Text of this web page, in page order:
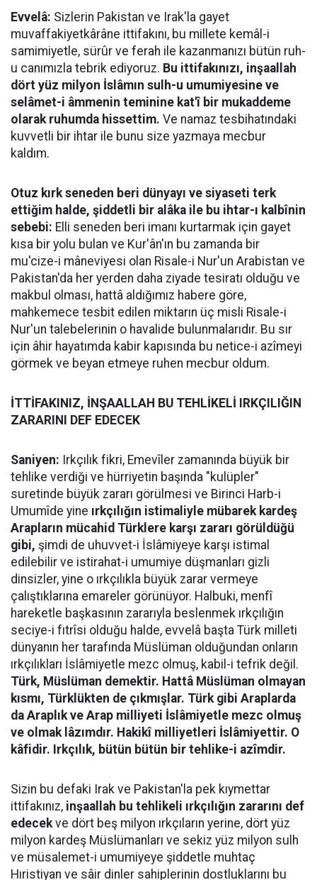
Evvelâ: Sizlerin Pakistan ve Irak'la gayet
muvaffakiyetkârâne ittifakını, bu millete kemâl-i
samimiyetle, sürûr ve ferah ile kazanmanızı bütün ruh-
u canımızla tebrik ediyoruz. Bu ittifakınızı, inşaallah
dört yüz milyon İslâmın sulh-u umumiyesine ve
selâmet-i âmmenin teminine kat'î bir mukaddeme
olarak ruhumda hissettim. Ve namaz tesbihatındaki
kuvvetli bir ihtar ile bunu size yazmaya mecbur
kaldım.
Otuz kırk seneden beri dünyayı ve siyaseti terk
ettiğim halde, şiddetli bir alâka ile bu ihtar-ı kalbînin
sebebi: Elli seneden beri imanı kurtarmak için gayet
kısa bir yolu bulan ve Kur'ân'ın bu zamanda bir
mu'cize-i mâneviyesi olan Risale-i Nur'un Arabistan ve
Pakistan'da her yerden daha ziyade tesiratı olduğu ve
makbul olması, hattâ aldığımız habere göre,
mahkemece tesbit edilen miktarın üç misli Risale-i
Nur'un talebelerinin o havalide bulunmalarıdır. Bu sır
için âhir hayatımda kabir kapısında bu netice-i azîmeyi
görmek ve beyan etmeye ruhen mecbur oldum.
İTTİFAKINIZ, İNŞAALLAH BU TEHLİKELİ IRKÇILIĞIN
ZARARINI DEF EDECEK
Saniyen: Irkçılık fikri, Emevîler zamanında büyük bir
tehlike verdiği ve hürriyetin başında "kulüpler"
suretinde büyük zararı görülmesi ve Birinci Harb-i
Umumîde yine ırkçılığın istimaliyle mübarek kardeş
Arapların mücahid Türklere karşı zararı görüldüğü
gibi, şimdi de uhuvvet-i İslâmiyeye karşı istimal
edilebilir ve istirahat-i umumiye düşmanları gizli
dinsizler, yine o ırkçılıkla büyük zarar vermeye
çalıştıklarına emareler görünüyor. Halbuki, menfî
hareketle başkasının zararıyla beslenmek ırkçılığın
seciye-i fıtrîsi olduğu halde, evvelâ başta Türk milleti
dünyanın her tarafında Müslüman olduğundan onların
ırkçılıkları İslâmiyetle mezc olmuş, kabil-i tefrik değil.
Türk, Müslüman demektir. Hattâ Müslüman olmayan
kısmı, Türklükten de çıkmışlar. Türk gibi Araplarda
da Araplık ve Arap milliyeti İslâmiyetle mezc olmuş
ve olmak lâzımdır. Hakikî milliyetleri İslâmiyettir. O
kâfidir. Irkçılık, bütün bütün bir tehlike-i azîmdir.
Sizin bu defaki Irak ve Pakistan'la pek kıymettar
ittifakınız, inşaallah bu tehlikeli ırkçılığın zararını def
edecekve dört beş milyon ırkçıların yerine, dört yüz
milyon kardeş Müslümanları ve sekiz yüz milyon sulh
ve müsalemet-i umumiyeye şiddetle muhtaç
Hıristiyan ve sâir dinler sahiplerinin dostluklarını bu